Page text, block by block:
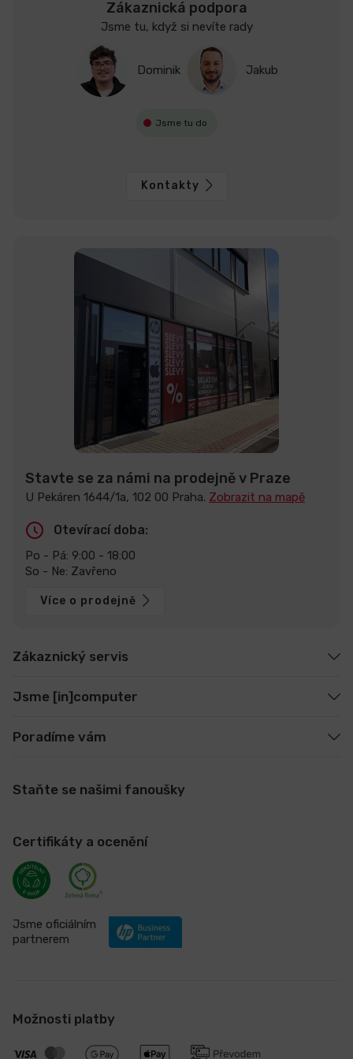
Zákaznická podpora
Jsme tu, když si nevíte rady
Dominik Jakub
Jsme tu do
Kontakty
Stavte se za námi na prodejně v Praze
U Pekáren 1644/1a, 102 00 Praha. Zobrazit na mapě
Otevírací doba:
Po - Pá: 9:00 - 18:00
So - Ne: Zavřeno
Více o prodejně
Zákaznický servis
Jsme [in]computer
Poradíme vám
Staňte se našimi fanoušky
Certifikáty a ocenění
Jsme oficiálním
partnerem
Možnosti platby